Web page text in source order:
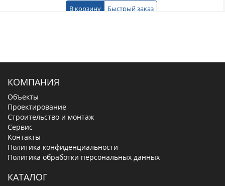
В корзину Быстрый заказ
КОМПАНИЯ
Объекты
Проектирование
Строительство и монтаж
Сервис
Контакты
Политика конфиденциальности
Политика обработки персональных данных
КАТАЛОГ